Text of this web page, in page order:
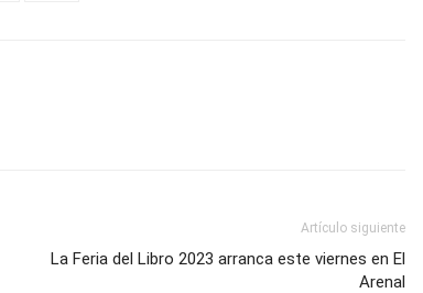
Artículo siguiente
La Feria del Libro 2023 arranca este viernes en El
Arenal